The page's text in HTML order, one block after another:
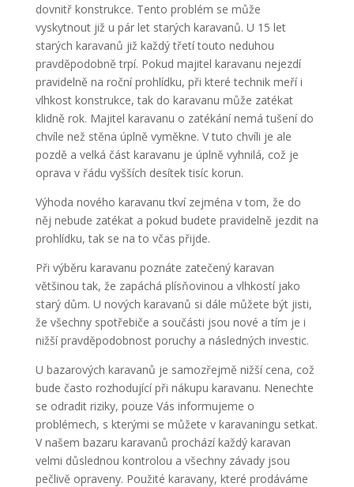
dovnitř konstrukce. Tento problém se může
vyskytnout již u pár let starých karavanů. U 15 let
starých karavanů již každý třetí touto neduhou
pravděpodobně trpí. Pokud majitel karavanu nejezdí
pravidelně na roční prohlídku, při které technik meří i
vlhkost konstrukce, tak do karavanu může zatékat
klidně rok. Majitel karavanu o zatékání nemá tušení do
chvíle než stěna úplně vyměkne. V tuto chvíli je ale
pozdě a velká část karavanu je úplně vyhnilá, což je
oprava v řádu vyšších desítek tisíc korun.
Výhoda nového karavanu tkví zejména v tom, že do
něj nebude zatékat a pokud budete pravidelně jezdit na
prohlídku, tak se na to včas přijde.
Při výběru karavanu poznáte zatečený karavan
většinou tak, že zapáchá plísňovinou a vlhkostí jako
starý dům. U nových karavanů si dále můžete být jisti,
že všechny spotřebiče a součásti jsou nové a tím je i
nižší pravděpodobnost poruchy a následných investic.
U bazarových karavanů je samozřejmě nižší cena, což
bude často rozhodující při nákupu karavanu. Nenechte
se odradit riziky, pouze Vás informujeme o
problémech, s kterými se můžete v karavaningu setkat.
V našem bazaru karavanů prochází každý karavan
velmi důslednou kontrolou a všechny závady jsou
pečlivě opraveny. Použité karavany, které prodáváme